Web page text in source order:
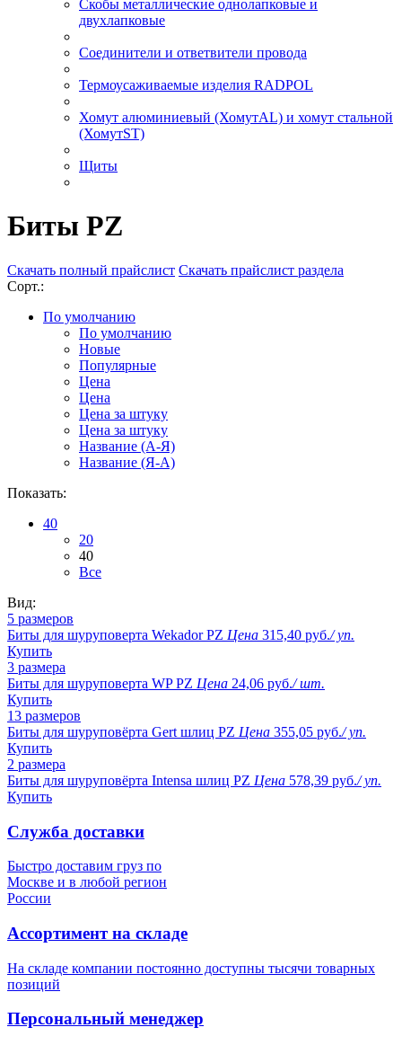
Скобы металлические однолапковые и
двухлапковые
Соединители и ответвители провода
Термоусаживаемые изделия RADPOL
Хомут алюминиевый (ХомутAL) и хомут стальной
(ХомутST)
Щиты
Биты PZ
Скачать полный прайслист Скачать прайслист раздела
Сорт.:
По умолчанию
По умолчанию
Новые
Популярные
Цена
Цена
Цена за штуку
Цена за штуку
Название (A-Я)
Название (Я-А)
Показать:
40
20
40
Все
Вид:
5 размеров
Биты для шуруповерта Wekador PZ Цена 315,40 руб./ уп.
Купить
3 размера
Биты для шуруповерта WP PZ Цена 24,06 руб./ шт.
Купить
13 размеров
Биты для шуруповёрта Gert шлиц PZ Цена 355,05 руб./ уп.
Купить
2 размера
Биты для шуруповёрта Intensa шлиц PZ Цена 578,39 руб./ уп.
Купить
Служба доставки
Быстро доставим груз по
Москве и в любой регион
России
Ассортимент на складе
На складе компании постоянно доступны тысячи товарных
позиций
Персональный менеджер